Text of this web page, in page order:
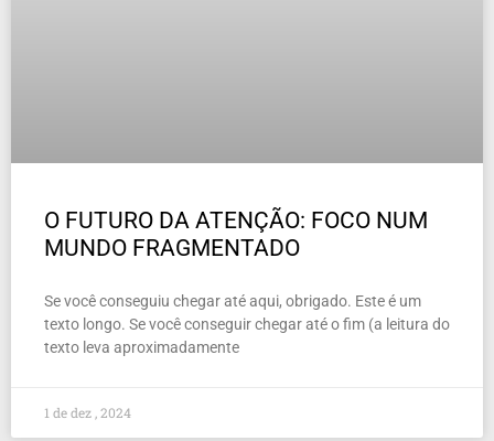
O FUTURO DA ATENÇÃO: FOCO NUM
MUNDO FRAGMENTADO
Se você conseguiu chegar até aqui, obrigado. Este é um
texto longo. Se você conseguir chegar até o fim (a leitura do
texto leva aproximadamente
1 de dez , 2024